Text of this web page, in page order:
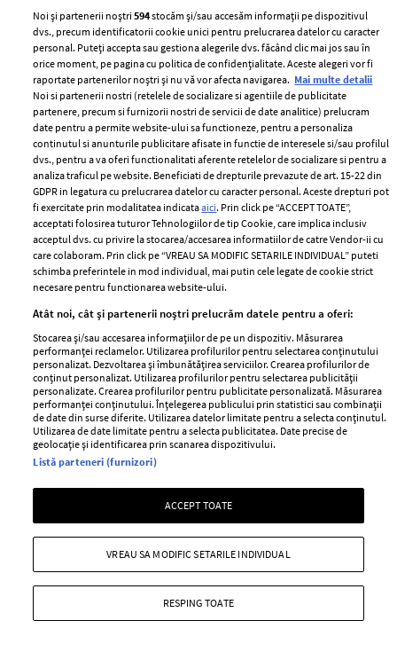
Lora, declarații sincere despre
problemele ei de sănătate. Ce diagnostic
i-au dat medicii
PEOPLE 06 august 2026
Lora a dezvăluit că se confruntă cu mai multe probleme
de sănătate.
+ MAI MULTE
Situația neplăcută prin care a trecut
trenul în Italia, alături de copii: "Suntem
șocați, nu știm ce putem să facem..."
06 august 2026
Noi și partenerii noștri594stocăm și/sau accesăm informații pe dispozitivul
dvs., precum identificatorii cookie unici pentru prelucrarea datelor cu caracter
personal. Puteți accepta sau gestiona alegerile dvs. făcând clic mai jos sau în
orice moment, pe pagina cu politica de confidențialitate. Aceste alegeri vor fi
raportate partenerilor noștri și nu vă vor afecta navigarea. Mai multe detalii
Noi si partenerii nostri (retelele de socializare si agentiile de publicitate
partenere, precum si furnizorii nostri de servicii de date analitice) prelucram
date pentru a permite website-ului sa functioneze, pentru a personaliza
continutul si anunturile publicitare afisate in functie de interesele si/sau profilul
dvs., pentru a va oferi functionalitati aferente retelelor de socializare si pentru a
analiza traficul pe website. Beneficiati de drepturile prevazute de art. 15-22 din
GDPR in legatura cu prelucrarea datelor cu caracter personal. Aceste drepturi pot
fi exercitate prin modalitatea indicataaici. Prin click pe “ACCEPT TOATE”,
acceptati folosirea tuturor Tehnologiilor de tip Cookie, care implica inclusiv
acceptul dvs. cu privire la stocarea/accesarea informatiilor de catre Vendor-ii cu
care colaboram. Prin click pe “VREAU SA MODIFIC SETARILE INDIVIDUAL” puteti
schimba preferintele in mod individual, mai putin cele legate de cookie strict
necesare pentru functionarea website-ului.
Atât noi, cât și partenerii noștri prelucrăm datele pentru a oferi:
Stocarea și/sau accesarea informațiilor de pe un dispozitiv. Măsurarea
performanței reclamelor. Utilizarea profilurilor pentru selectarea conținutului
personalizat. Dezvoltarea și îmbunătățirea serviciilor. Crearea profilurilor de
conținut personalizat. Utilizarea profilurilor pentru selectarea publicității
personalizate. Crearea profilurilor pentru publicitate personalizată. Măsurarea
performanței conținutului. Înțelegerea publicului prin statistici sau combinații
de date din surse diferite. Utilizarea datelor limitate pentru a selecta conținutul.
Utilizarea de date limitate pentru a selecta publicitatea. Date precise de
geolocație și identificarea prin scanarea dispozitivului.
Listă parteneri (furnizori)
ACCEPT TOATE
RESPING TOATE
VREAU SA MODIFIC SETARILE INDIVIDUAL